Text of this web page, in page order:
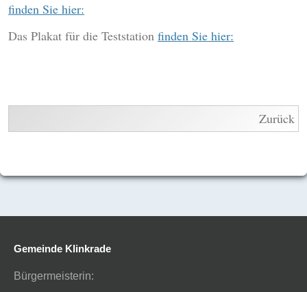
finden Sie hier:
Das Plakat für die Teststation finden Sie hier:
Zurück
Gemeinde Klinkrade
Bürgermeisterin: